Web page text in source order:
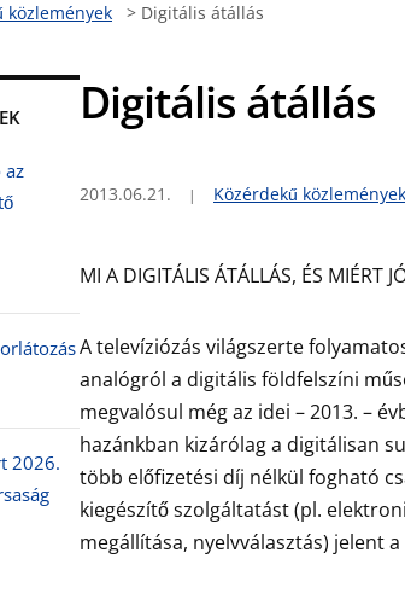
közlemények > Digitális átállás
az
2026.
Digitális átállás
2013.06.21. Közérdekű közlemények
MI A DIGITÁLIS ÁTÁLLÁS, ÉS MIÉRT
A televíziózás világszerte
analógról a digitális földfelszíni
megvalósul még az idei – 2013. –
hazánkban kizárólag a digitálisan
több előfizetési díj nélkül fogható
kiegészítő szolgáltatást (pl.
megállítása, nyelvválasztás) jelent